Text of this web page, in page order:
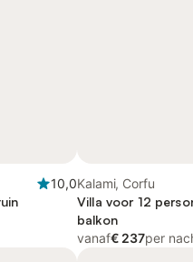
10,0Kalami, Corfu
Villa voor 12
balkon
vanaf€ 237per